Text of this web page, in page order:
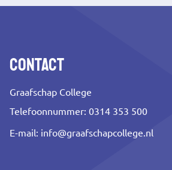
Contact
Graafschap College
Telefoonnummer: 0314 353 500
E-mail: info@graafschapcollege.nl